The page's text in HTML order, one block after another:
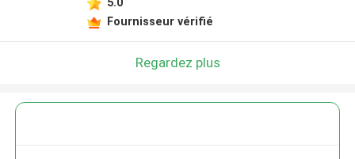
Fournisseur vérifié
Regardez plus